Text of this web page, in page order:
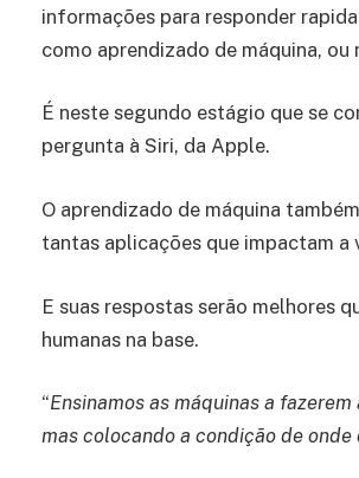
informações para responder
como aprendizado de máquina, ou
É neste segundo estágio que se
pergunta à Siri, da Apple.
O aprendizado de máquina
tantas aplicações que impactam a
E suas respostas serão melhores
humanas na base.
“Ensinamos as máquinas a
mas colocando a condição de onde